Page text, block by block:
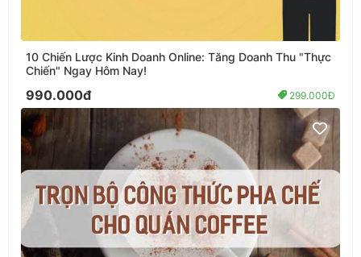
10 Chiến Lược Kinh Doanh Online: Tăng Doanh Thu "Thực
Chiến" Ngay Hôm Nay!
990.000đ 299.000Đ